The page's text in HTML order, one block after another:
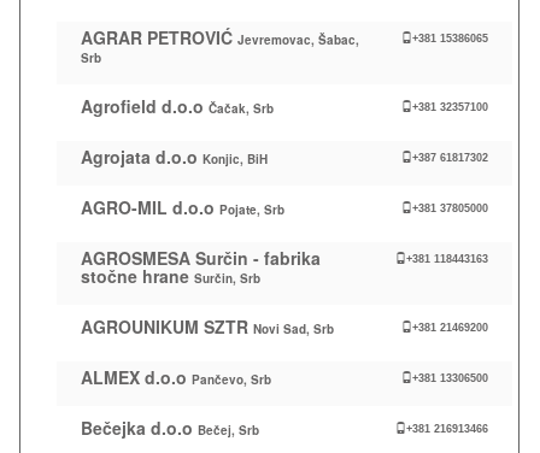
AGRAR PETROVIĆ Jevremovac, Šabac,
Srb
+381 15386065
Agrofield d.o.o Čačak, Srb +381 32357100
Agrojata d.o.o Konjic, BiH +387 61817302
AGRO-MIL d.o.o Pojate, Srb +381 37805000
AGROSMESA Surčin - fabrika
stočne hrane Surčin, Srb
+381 118443163
AGROUNIKUM SZTR Novi Sad, Srb +381 21469200
ALMEX d.o.o Pančevo, Srb +381 13306500
Bečejka d.o.o Bečej, Srb +381 216913466